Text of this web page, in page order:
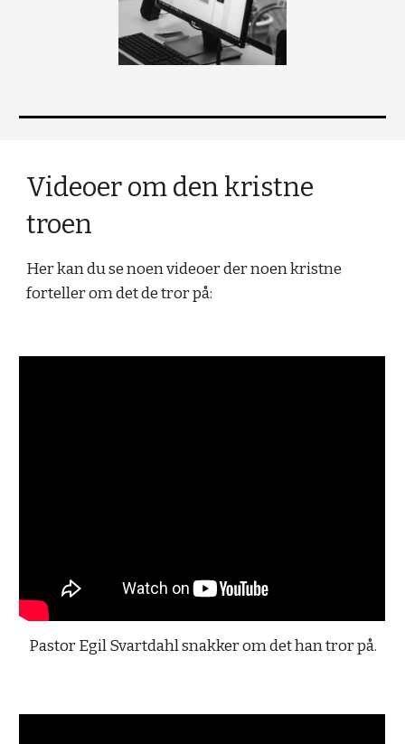
Videoer om den kristne
troen
Her kan du se noen videoer der noen kristne
forteller om det de tror på:
Pastor Egil Svartdahl snakker om det han tror på.